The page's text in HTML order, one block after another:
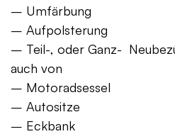
– Umfärbung
– Aufpolsterung
– Teil-, oder Ganz-
auch von
– Motoradsessel
– Autositze
– Eckbank